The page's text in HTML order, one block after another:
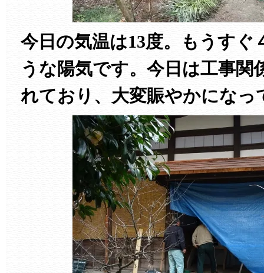
今日の気温は13度。もうすぐ
うな陽気です。今日は工事関
れており、大変賑やかになっ